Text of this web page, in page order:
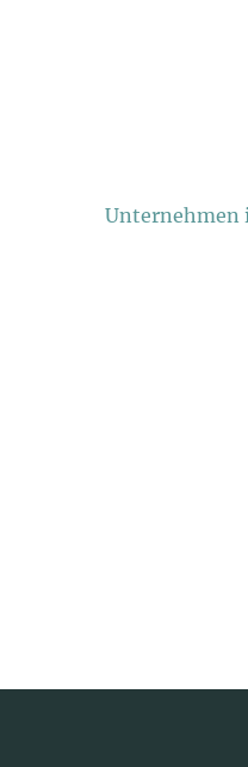
Unternehmen